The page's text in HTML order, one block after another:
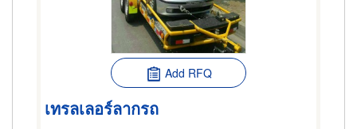
Add RFQ
เทรลเลอร์ลากรถ